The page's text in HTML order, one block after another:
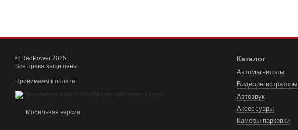
© RedPower 2025
Все права защищены
Принимаем к оплате
Мобильная версия
Каталог
Автомагнитолы
Видеорегистраторы
Автозвук
Аксессуары
Камеры парковки